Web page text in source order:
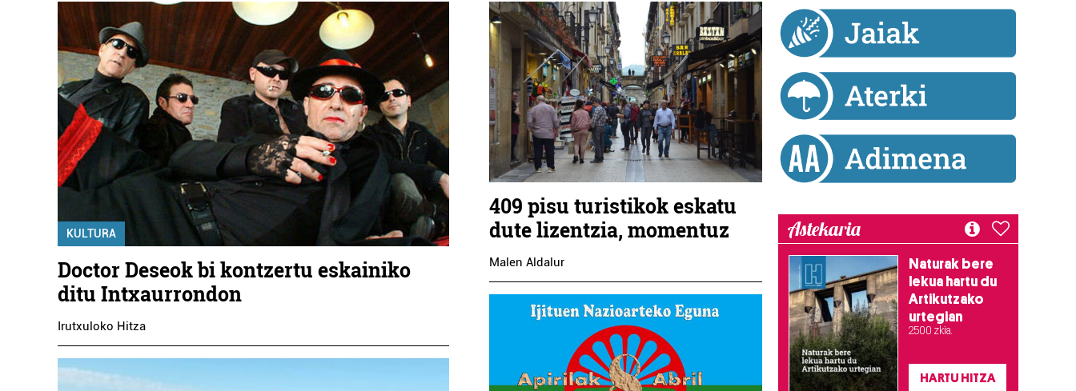
KULTURA
Doctor Deseok bi kontzertu eskainiko
ditu Intxaurrondon
Irutxuloko Hitza
409 pisu turistikok eskatu
dute lizentzia, momentuz
Malen Aldalur
Astekaria
Naturak bere
lekua hartu du
Artikutzako
urtegian
2.500 zkia.
HARTU HITZA